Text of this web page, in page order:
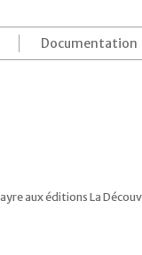
Documentation
aux éditions La